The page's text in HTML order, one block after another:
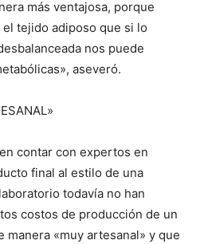
más ventajosa, porque
tejido adiposo que si lo
nos puede
aseveró.
contar con expertos en
final al estilo de una
todavía no han
costos de producción de un
manera «muy artesanal» y que